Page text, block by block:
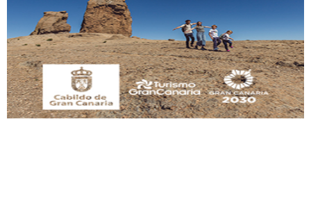
Gato manso encontrado
Este gato macho ha aparecido en la calle hace menos de un mes, es muy
manso y extremadamente cari...
Leales.org » Gran Canaria | 9.7.2025